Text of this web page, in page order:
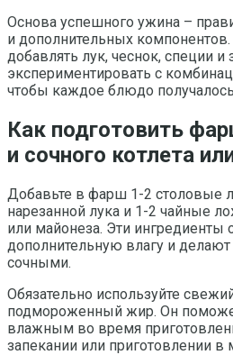
Основа успешного ужина –
и дополнительных
добавлять лук, чеснок, специи и
экспериментировать с
чтобы каждое блюдо
Как подготовить
и сочного котлета
Добавьте в фарш 1-2 столовые
нарезанной лука и 1-2 чайные
или майонеза. Эти ингредиенты
дополнительную влагу и
сочными.
Обязательно используйте
подмороженный жир. Он
влажным во время
запекании или приготовлении в